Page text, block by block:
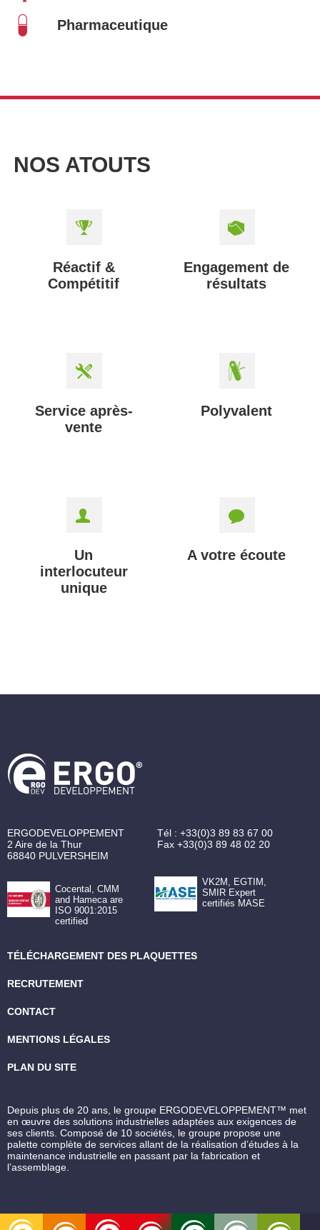
Pharmaceutique
NOS ATOUTS
Réactif &
Compétitif
Engagement de
résultats
Service après-
vente
Polyvalent
Un
interlocuteur
unique
A votre écoute
ERGODEVELOPPEMENT
2 Aire de la Thur
68840 PULVERSHEIM
Tél :+33(0)3 89 83 67 00
Fax+33(0)3 89 48 02 20
Cocental, CMM
and Hameca are
ISO 9001:2015
certified
VK2M, EGTIM,
SMIR Expert
certifiés MASE
TÉLÉCHARGEMENT DES PLAQUETTES
RECRUTEMENT
CONTACT
MENTIONS LÉGALES
PLAN DU SITE
Depuis plus de 20 ans, le groupe ERGODEVELOPPEMENT™ met
en œuvre des solutions industrielles adaptées aux exigences de
ses clients. Composé de 10 sociétés, le groupe propose une
palette complète de services allant de la réalisation d’études à la
maintenance industrielle en passant par la fabrication et
l’assemblage.